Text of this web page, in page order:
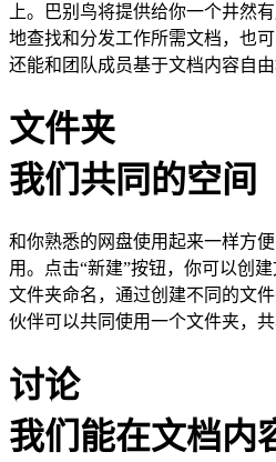
上。巴别鸟将提供给你一个井然
地查找和分发工作所需文档，也
还能和团队成员基于文档内容自由
文件夹
我们共同的空间
和你熟悉的网盘使用起来一样方
用。点击“新建”按钮，你可以创
文件夹命名，通过创建不同的文
伙伴可以共同使用一个文件夹，共
讨论
我们能在文档内